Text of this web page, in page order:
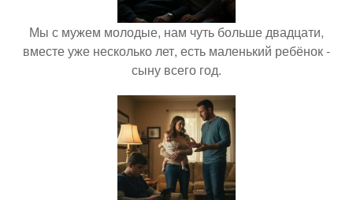
Мы с мужем молодые, нам чуть больше двадцати,
вместе уже несколько лет, есть маленький ребёнок -
сыну всего год.